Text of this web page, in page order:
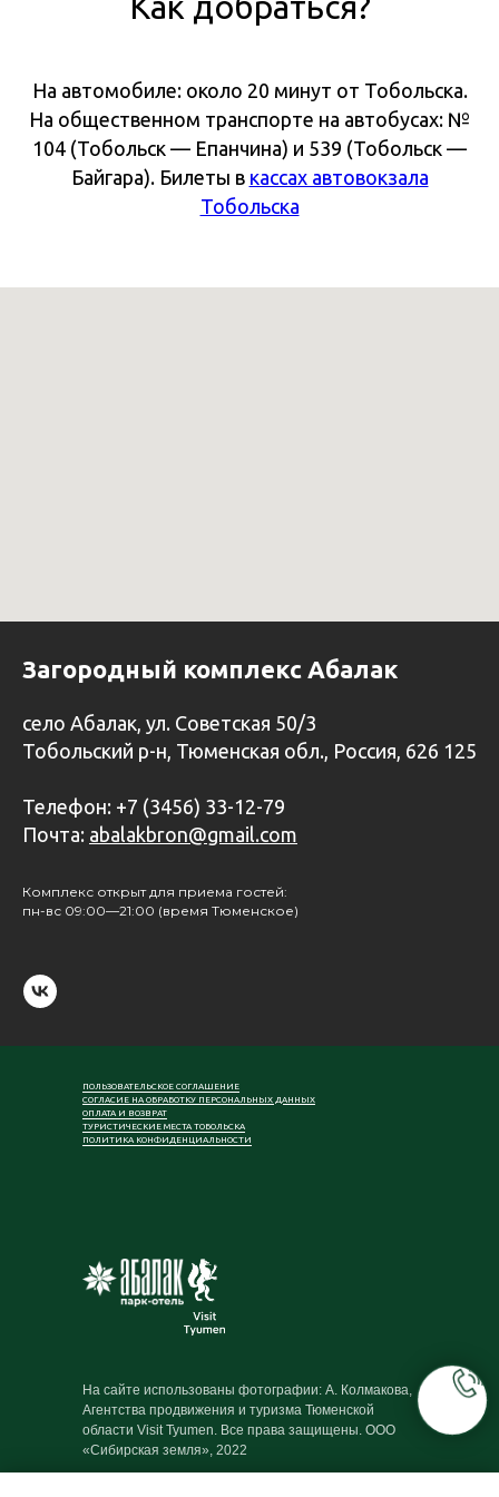
На автомобиле: около 20 минут от Тобольска.
На общественном транспорте на автобусах: №
104 (Тобольск — Епанчина) и 539 (Тобольск —
Байгара). Билеты в кассах автовокзала
Тобольска
Загородный комплекс Абалак
село Абалак, ул. Советская 50/3
Тобольский р-н, Тюменская обл., Россия, 626 125
Телефон: +7 (3456) 33-12-79
Почта: abalakbron@gmail.com
Комплекс открыт для приема гостей:
пн-вс 09:00—21:00 (время Тюменское)
На сайте использованы фотографии: А. Колмакова,
Агентства продвижения и туризма Тюменской
области Visit Tyumen. Все права защищены. ООО
«Сибирская земля», 2022
ПОЛЬЗОВАТЕЛЬСКОЕ СОГЛАШЕНИЕ
СОГЛАСИЕ НА ОБРАБОТКУ ПЕРСОНАЛЬНЫХ ДАННЫХ
ОПЛАТА И ВОЗВРАТ
ТУРИСТИЧЕСКИЕ МЕСТА ТОБОЛЬСКА
ПОЛИТИКА КОНФИДЕНЦИАЛЬНОСТИ